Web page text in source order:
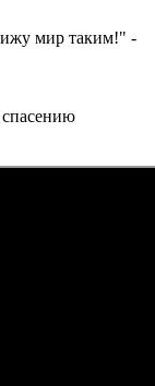
мир таким!" -